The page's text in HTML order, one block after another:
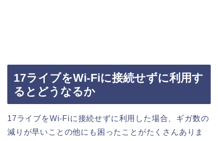
17ライブをWi-Fiに接続せずに利用す
るとどうなるか
17ライブをWi-Fiに接続せずに利用した場合、ギガ数の
減りが早いことの他にも困ったことがたくさんありま